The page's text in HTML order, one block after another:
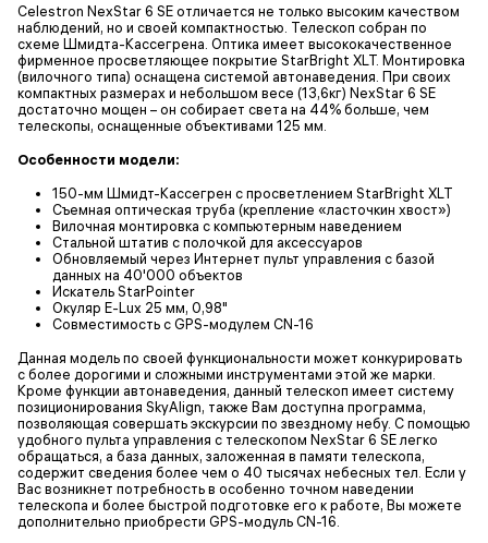
Celestron NexStar 6 SE отличается не только высоким качеством
наблюдений, но и своей компактностью. Телескоп собран по
схеме Шмидта-Кассегрена. Оптика имеет высококачественное
фирменное просветляющее покрытие StarBright XLT. Монтировка
(вилочного типа) оснащена системой автонаведения. При своих
компактных размерах и небольшом весе (13,6кг) NexStar 6 SE
достаточно мощен – он собирает света на 44% больше, чем
телескопы, оснащенные объективами 125 мм.
Особенности модели:
150-мм Шмидт-Кассегрен с просветлением StarBright XLT
Съемная оптическая труба (крепление «ласточкин хвост»)
Вилочная монтировка с компьютерным наведением
Стальной штатив с полочкой для аксессуаров
Обновляемый через Интернет пульт управления с базой
данных на 40'000 объектов
Искатель StarPointer
Окуляр E-Lux 25 мм, 0,98"
Совместимость с GPS-модулем CN-16
Данная модель по своей функциональности может конкурировать
с более дорогими и сложными инструментами этой же марки.
Кроме функции автонаведения, данный телескоп имеет систему
позиционирования SkyAlign, также Вам доступна программа,
позволяющая совершать экскурсии по звездному небу. С помощью
удобного пульта управления с телескопом NexStar 6 SE легко
обращаться, а база данных, заложенная в памяти телескопа,
содержит сведения более чем о 40 тысячах небесных тел. Если у
Вас возникнет потребность в особенно точном наведении
телескопа и более быстрой подготовке его к работе, Вы можете
дополнительно приобрести GPS-модуль CN-16.